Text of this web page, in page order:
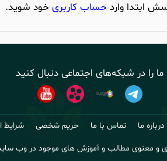
ابتدا وارد حساب کاربری خود شوید.
ما را در شبکه‌های اجتماعی دنبال کنید
درباره ما تماس با ما حریم شخصی شرایط
و معنوی مطالب و آموزش های موجود در وب